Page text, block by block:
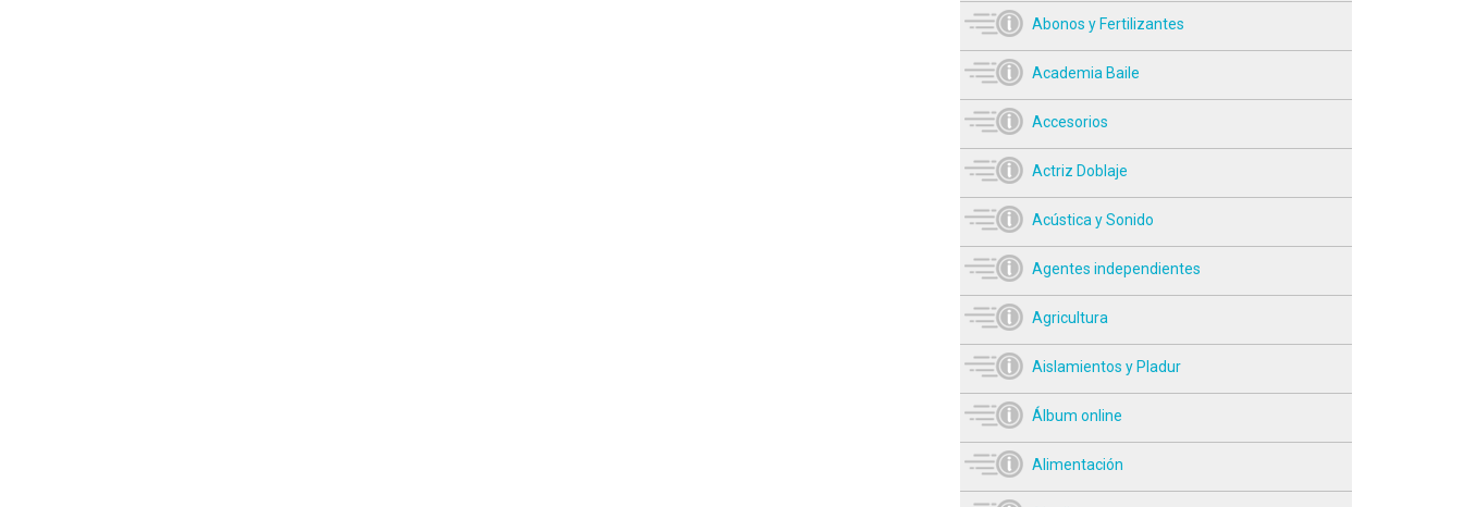
Abonos y Fertilizantes
Academia Baile
Accesorios
Actriz Doblaje
Acústica y Sonido
Agentes independientes
Agricultura
Aislamientos y Pladur
Álbum online
Alimentación